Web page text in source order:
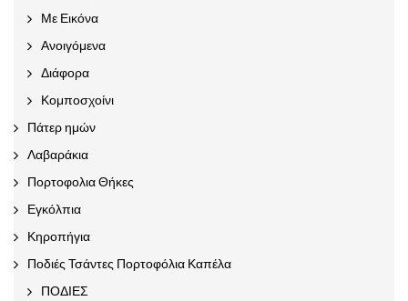
Με Εικόνα
Ανοιγόμενα
Διάφορα
Κομποσχοίνι
Πάτερ ημών
Λαβαράκια
Πορτοφολια Θήκες
Εγκόλπια
Κηροπήγια
Ποδιές Τσάντες Πορτοφόλια Καπέλα
ΠΟΔΙΕΣ